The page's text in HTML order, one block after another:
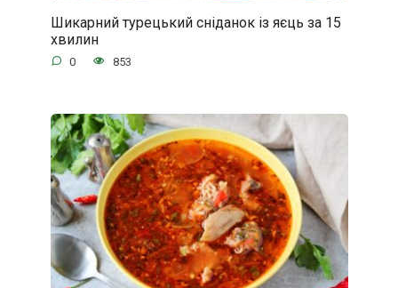
Шикарний турецький сніданок із яєць за 15
хвилин
0 853